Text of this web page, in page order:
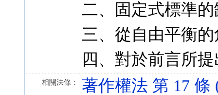
二、固定式標準
三、從自由平衡
四、對於前言所
相關法條： 著作權法 第 17 條